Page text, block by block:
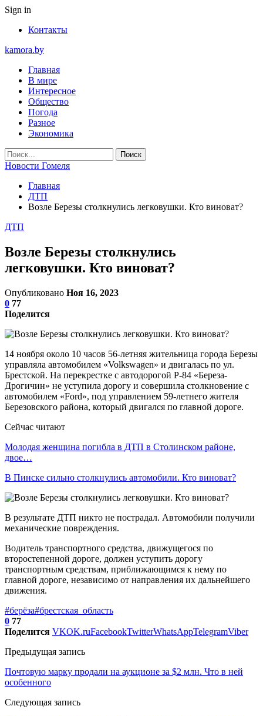
Sign in
Контакты
kamora.by
Главная
В мире
Интересное
Общество
Погода
Разное
Экономика
Новости Гомеля
Главная
ДТП
Возле Березы столкнулись легковушки. Кто виноват?
ДТП
Возле Березы столкнулись
легковушки. Кто виноват?
Опубликовано Ноя 16, 2023
0 77
Поделится
14 ноября около 10 часов 56-летняя жительница города Березы
управляла автомобилем «Volkswagen» и двигалась по ул.
Брестской. На перекрестке с автодорогой Р-84 «Береза-
Дрогичин» не уступила дорогу и совершила столкновение с
автомобилем «Ford», под управлением 59-летнего жителя
Березовского района, который двигался по главной дороге.
Сейчас читают
Молодая женщина погибла в ДТП в Столинском районе,
двое…
В Пинске сильно столкнулись автомобили. Кто виноват?
В результате ДТП никто не пострадал. Автомобили получили
механические повреждения.
Водитель транспортного средства, движущегося по
второстепенной дороге, должен уступить дорогу
транспортным средствам, приближающимся к нему по
главной дороге, независимо от направления их дальнейшего
движения.
#берёза#брестская_область
0 77
Поделится VKOK.ruFacebookTwitterWhatsAppTelegramViber
Предыдущая запись
Почтовую марку продали на аукционе за $2 млн. Что в ней
особенного
Следующая запись